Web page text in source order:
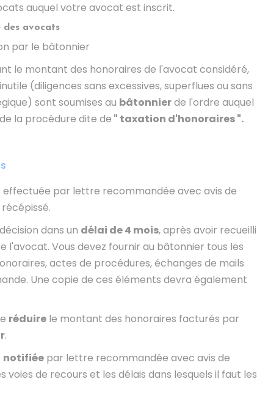
auquel votre avocat est inscrit.
avocats
par le bâtonnier
le montant des honoraires de l'avocat considéré,
(diligences sans excessives, superflues ou sans
sont soumises au bâtonnierde l'ordre auquel
la procédure dite de " taxation d'honoraires ".
par lettre recommandée avec avis de
dans un délai de 4 mois, après avoir recueilli
l'avocat. Vous devez fournir au bâtonnier tous les
actes de procédures, échanges de mails
Une copie de ces éléments devra également
réduire le montant des honoraires facturés par
.
notifiée par lettre recommandée avec avis de
voies de recours et les délais dans lesquels il faut les